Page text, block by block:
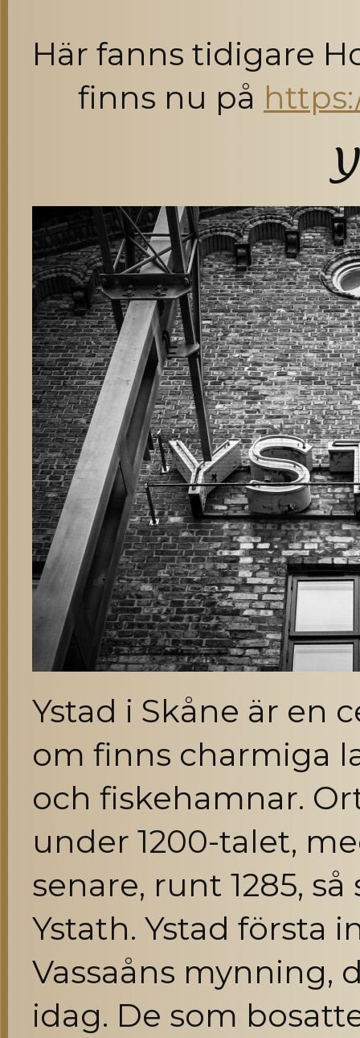
Här fanns tidigare
finns nu på
Ystad i Skåne är en
om finns charmiga
och fiskehamnar.
under 1200-talet,
senare, runt 1285,
Ystath. Ystad första
Vassaåns mynning,
idag. De som